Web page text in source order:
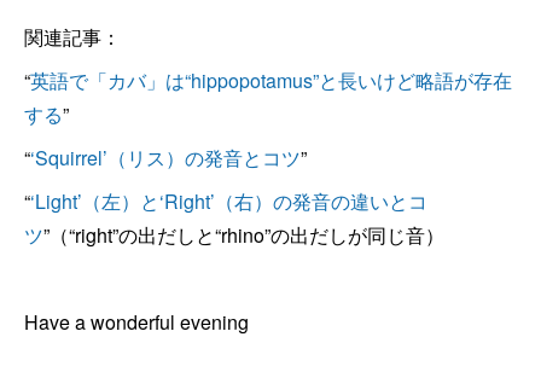
関連記事：
“英語で「カバ」は“hippopotamus”と長いけど略語が存在
する”
“‘Squirrel’（リス）の発音とコツ”
“‘Light’（左）と‘Right’（右）の発音の違いとコ
ツ”（“right”の出だしと“rhino”の出だしが同じ音）
Have a wonderful evening